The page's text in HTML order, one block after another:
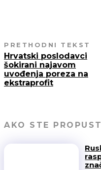
PRETHODNI TEKST
Hrvatski poslodavci
šokirani najavom
uvođenja poreza na
ekstraprofit
AKO STE